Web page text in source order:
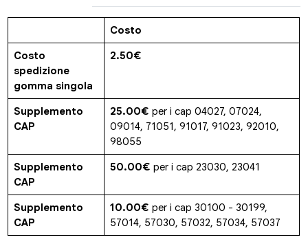
Costo
Costo
spedizione
gomma singola
2.50€
Supplemento
CAP
25.00€ per i cap 04027, 07024,
09014, 71051, 91017, 91023, 92010,
98055
Supplemento
CAP
50.00€ per i cap 23030, 23041
Supplemento
CAP
10.00€ per i cap 30100 - 30199,
57014, 57030, 57032, 57034, 57037